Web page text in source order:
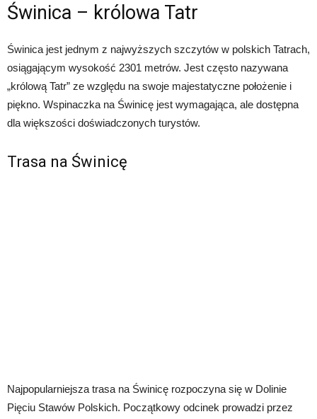
Świnica – królowa Tatr
Świnica jest jednym z najwyższych szczytów w polskich Tatrach,
osiągającym wysokość 2301 metrów. Jest często nazywana
„królową Tatr” ze względu na swoje majestatyczne położenie i
piękno. Wspinaczka na Świnicę jest wymagająca, ale dostępna
dla większości doświadczonych turystów.
Trasa na Świnicę
Najpopularniejsza trasa na Świnicę rozpoczyna się w Dolinie
Pięciu Stawów Polskich. Początkowy odcinek prowadzi przez